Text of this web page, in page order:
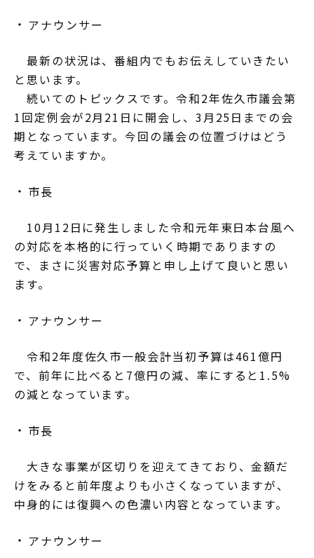
アナウンサー
最新の状況は、番組内でもお伝えしていきたい
と思います。
続いてのトピックスです。令和2年佐久市議会第
1回定例会が2月21日に開会し、3月25日までの会
期となっています。今回の議会の位置づけはどう
考えていますか。
市長
10月12日に発生しました令和元年東日本台風へ
の対応を本格的に行っていく時期でありますの
で、まさに災害対応予算と申し上げて良いと思い
ます。
アナウンサー
令和2年度佐久市一般会計当初予算は461億円
で、前年に比べると7億円の減、率にすると1.5%
の減となっています。
市長
大きな事業が区切りを迎えてきており、金額だ
けをみると前年度よりも小さくなっていますが、
中身的には復興への色濃い内容となっています。
アナウンサー